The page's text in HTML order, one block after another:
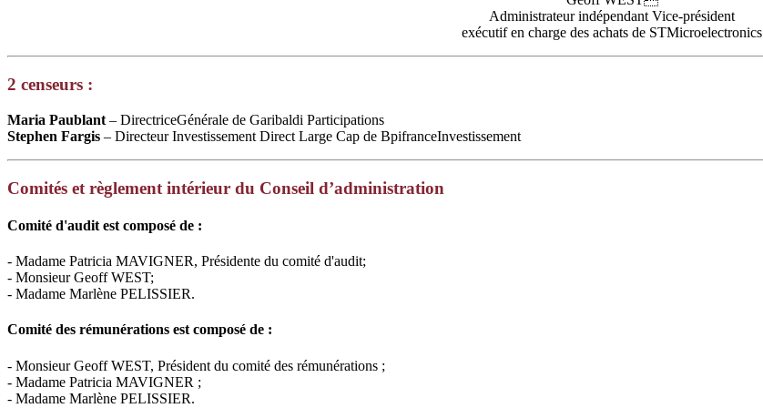
Administrateur indépendant Vice-président
exécutif en charge des achats de STMicroelectronics
2 censeurs :
Maria Paublant – DirectriceGénérale de Garibaldi Participations
Stephen Fargis – Directeur Investissement Direct Large Cap de BpifranceInvestissement
Comités et règlement intérieur du Conseil d’administration
Comité d'audit est composé de :
- Madame Patricia MAVIGNER, Présidente du comité d'audit;
- Monsieur Geoff WEST;
- Madame Marlène PELISSIER.
Comité des rémunérations est composé de :
- Monsieur Geoff WEST, Président du comité des rémunérations ;
- Madame Patricia MAVIGNER ;
- Madame Marlène PELISSIER.